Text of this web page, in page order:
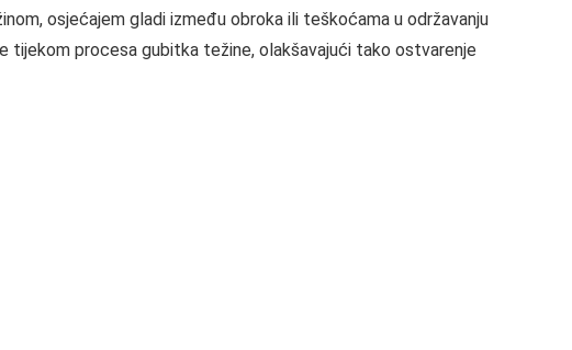
osjećajem gladi između obroka ili teškoćama u održavanju
tijekom procesa gubitka težine, olakšavajući tako ostvarenje